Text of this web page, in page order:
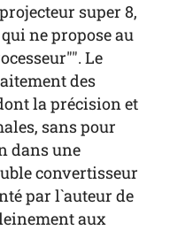
super 8,
ne propose au
Le
des
la précision et
sans pour
dans une
convertisseur
par l`auteur de
aux